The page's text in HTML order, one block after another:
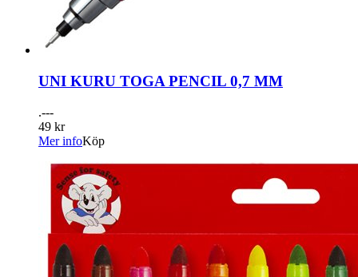
UNI KURU TOGA PENCIL 0,7 MM
.---
49 kr
Mer infoKöp